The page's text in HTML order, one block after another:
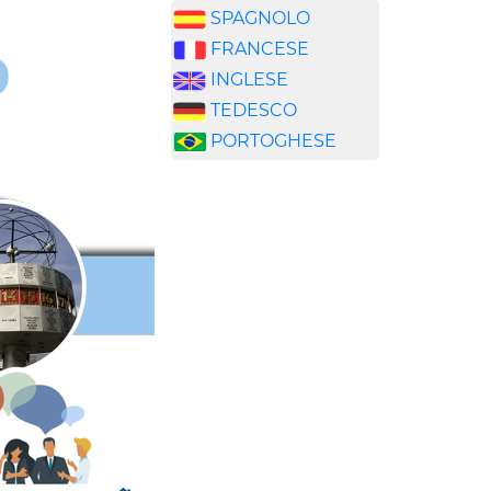
SPAGNOLO
FRANCESE
INGLESE
TEDESCO
PORTOGHESE